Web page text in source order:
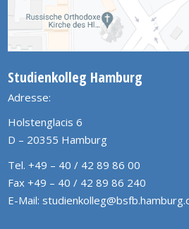
Studienkolleg Hamburg
Adresse:
Holstenglacis 6
D – 20355 Hamburg
Tel. +49 – 40 / 42 89 86 00
Fax +49 – 40 / 42 89 86 240
E-Mail: